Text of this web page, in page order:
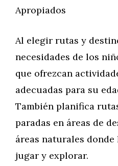
Apropiados
Al elegir rutas y
necesidades de los
que ofrezcan
adecuadas para su
También planifica
paradas en áreas de
áreas naturales
jugar y explorar.